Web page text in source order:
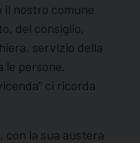
il nostro comune
del consiglio,
servizio della
le persone.
ci ricorda
con la sua austera